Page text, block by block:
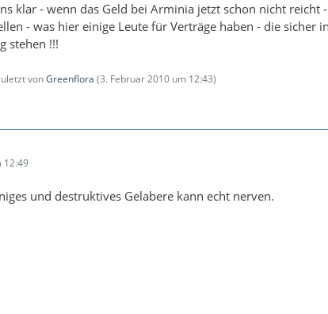
klar - wenn das Geld bei Arminia jetzt schon nicht reicht
- was hier einige Leute für Verträge haben - die sicher
stehen !!!
vonGreenflora (3. Februar 2010 um 12:43)
12:49
und destruktives Gelabere kann echt nerven.